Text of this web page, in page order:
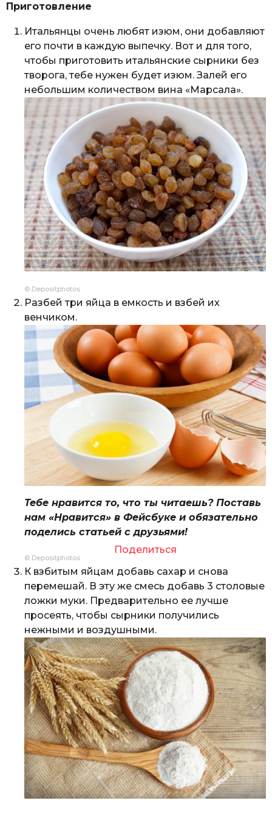
Приготовление
Итальянцы очень любят изюм, они добавляют
его почти в каждую выпечку. Вот и для того,
чтобы приготовить итальянские сырники без
творога, тебе нужен будет изюм. Залей его
небольшим количеством вина «Марсала».
© Depositphotos
Разбей три яйца в емкость и взбей их
венчиком.
Тебе нравится то, что ты читаешь? Поставь
нам «Нравится» в Фейсбуке и обязательно
поделись статьей с друзьями!
Поделиться
© Depositphotos
К взбитым яйцам добавь сахар и снова
перемешай. В эту же смесь добавь 3 столовые
ложки муки. Предварительно ее лучше
просеять, чтобы сырники получились
нежными и воздушными.